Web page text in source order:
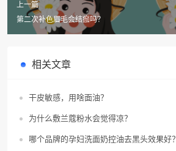
上一篇
第二次补色眉毛会结痂吗？
相关文章
干皮敏感，用啥面油？
为什么敷兰蔻粉水会觉得凉？
哪个品牌的孕妇洗面奶控油去黑头效果好？